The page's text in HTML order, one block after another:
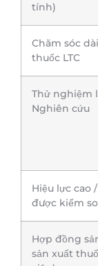
tính)
Chăm sóc
thuốc LTC
Thử nghiệm
Nghiên cứu
Hiệu lực cao
được kiểm
Hợp đồng
sản xuất